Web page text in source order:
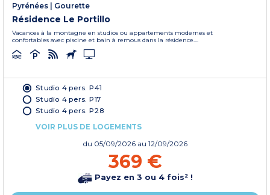
Pyrénées | Gourette
Résidence Le Portillo
Vacances à la montagne en studios ou appartements modernes et
confortables avec piscine et bain à remous dans la résidence....
Studio 4 pers. P41
Studio 4 pers. P17
Studio 4 pers. P28
VOIR PLUS DE LOGEMENTS
du 05/09/2026 au 12/09/2026
369 €
Payez en 3 ou 4 fois² !